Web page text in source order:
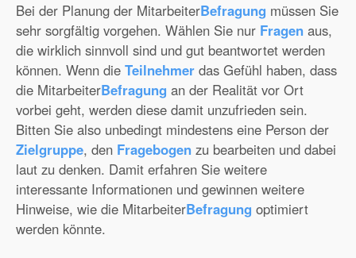
Bei der Planung der MitarbeiterBefragung müssen Sie
sehr sorgfältig vorgehen. Wählen Sie nur Fragen aus,
die wirklich sinnvoll sind und gut beantwortet werden
können. Wenn die Teilnehmer das Gefühl haben, dass
die MitarbeiterBefragung an der Realität vor Ort
vorbei geht, werden diese damit unzufrieden sein.
Bitten Sie also unbedingt mindestens eine Person der
Zielgruppe, den Fragebogen zu bearbeiten und dabei
laut zu denken. Damit erfahren Sie weitere
interessante Informationen und gewinnen weitere
Hinweise, wie die MitarbeiterBefragung optimiert
werden könnte.